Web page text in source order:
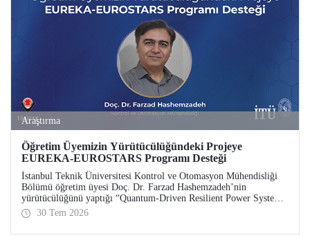
Araştırma
Öğretim Üyemizin Yürütücülüğündeki Projeye
EUREKA-EUROSTARS Programı Desteği
İstanbul Teknik Üniversitesi Kontrol ve Otomasyon Mühendisliği
Bölümü öğretim üyesi Doç. Dr. Farzad Hashemzadeh’nin
yürütücülüğünü yaptığı “Quantum-Driven Resilient Power Systems:
Revolutionizing Energy Security for the Future” başlıklı projesi,
EUREKA-EUROSTARS Programı kapsamında desteklenmeye hak
kazandı.
30 Tem 2026